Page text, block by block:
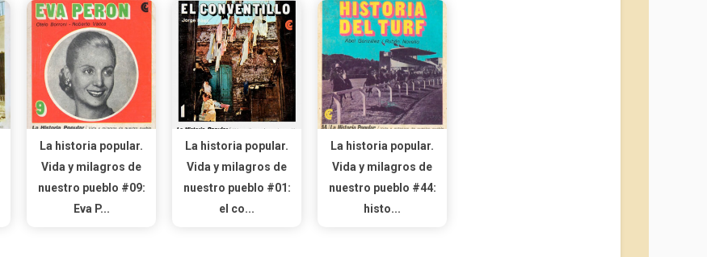
La historia popular.
Vida y milagros de
nuestro pueblo #09:
Eva P...
La historia popular.
Vida y milagros de
nuestro pueblo #01:
el co...
La historia popular.
Vida y milagros de
nuestro pueblo #44:
histo...